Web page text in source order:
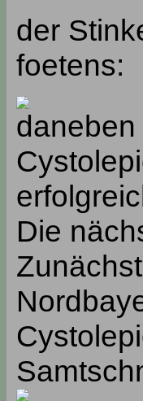
der
foetens:
Die